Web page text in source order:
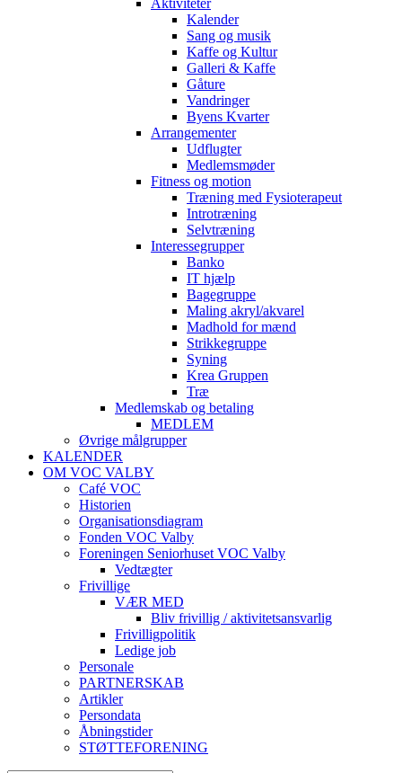
Aktiviteter
Kalender
Sang og musik
Kaffe og Kultur
Galleri & Kaffe
Gåture
Vandringer
Byens Kvarter
Arrangementer
Udflugter
Medlemsmøder
Fitness og motion
Træning med Fysioterapeut
Introtræning
Selvtræning
Interessegrupper
Banko
IT hjælp
Bagegruppe
Maling akryl/akvarel
Madhold for mænd
Strikkegruppe
Syning
Krea Gruppen
Træ
Medlemskab og betaling
MEDLEM
Øvrige målgrupper
KALENDER
OM VOC VALBY
Café VOC
Historien
Organisationsdiagram
Fonden VOC Valby
Foreningen Seniorhuset VOC Valby
Vedtægter
Frivillige
VÆR MED
Bliv frivillig / aktivitetsansvarlig
Frivilligpolitik
Ledige job
Personale
PARTNERSKAB
Artikler
Persondata
Åbningstider
STØTTEFORENING